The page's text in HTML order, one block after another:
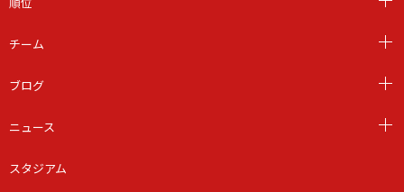
チーム
ブログ
ニュース
スタジアム